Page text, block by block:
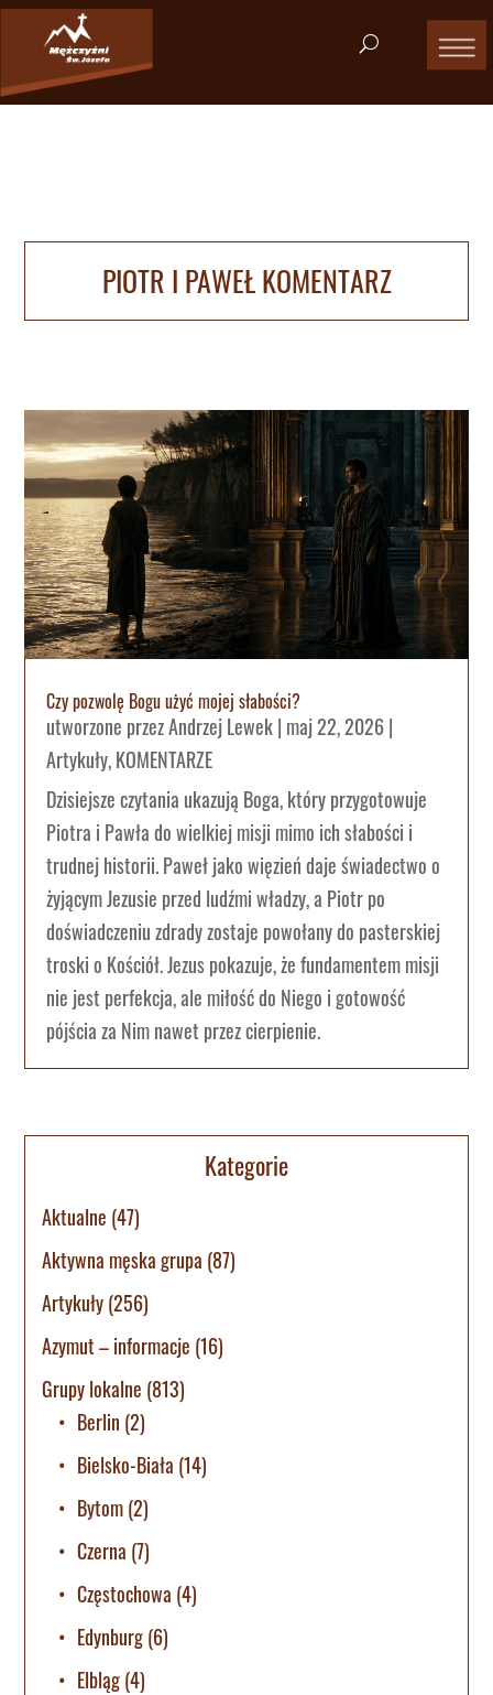
PIOTR I PAWEŁ KOMENTARZ
Czy pozwolę Bogu użyć mojej słabości?
utworzone przezAndrzej Lewek| maj 22, 2026|
Artykuły,KOMENTARZE
Dzisiejsze czytania ukazują Boga, który przygotowuje
Piotra i Pawła do wielkiej misji mimo ich słabości i
trudnej historii. Paweł jako więzień daje świadectwo o
żyjącym Jezusie przed ludźmi władzy, a Piotr po
doświadczeniu zdrady zostaje powołany do pasterskiej
troski o Kościół. Jezus pokazuje, że fundamentem misji
nie jest perfekcja, ale miłość do Niego i gotowość
pójścia za Nim nawet przez cierpienie.
Kategorie
Aktualne (47)
Aktywna męska grupa (87)
Artykuły(256)
Azymut – informacje (16)
Grupy lokalne (813)
Berlin (2)
Bielsko-Biała (14)
Bytom(2)
Czerna (7)
Częstochowa (4)
Edynburg(6)
Elbląg(4)